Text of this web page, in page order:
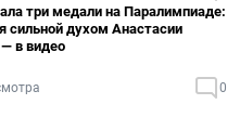
три медали на Паралимпиаде:
сильной духом Анастасии
— в видео
0